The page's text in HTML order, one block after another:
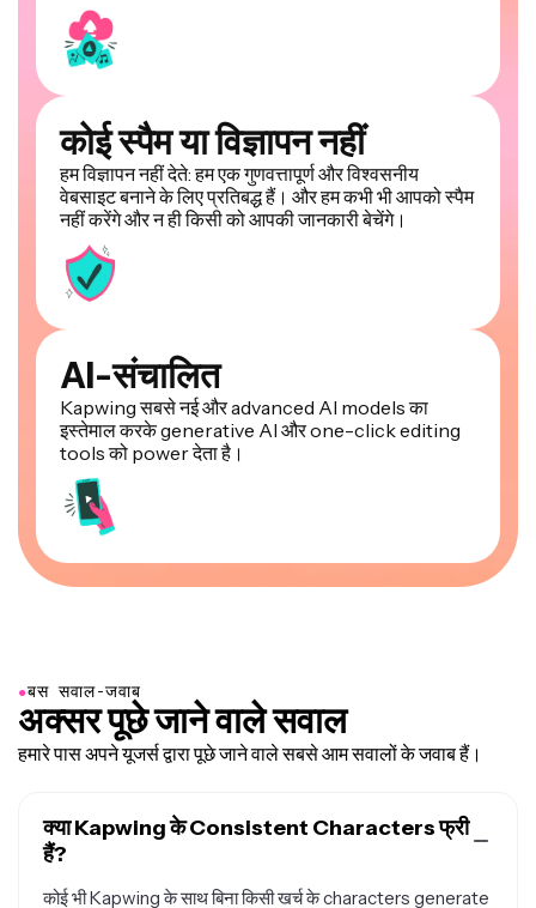
कोई स्पैम या विज्ञापन नहीं
हम विज्ञापन नहीं देते: हम एक गुणवत्तापूर्ण और विश्वसनीय
वेबसाइट बनाने के लिए प्रतिबद्ध हैं। और हम कभी भी आपको स्पैम
नहीं करेंगे और न ही किसी को आपकी जानकारी बेचेंगे।
AI-संचालित
Kapwing सबसे नई और advanced AI models का
इस्तेमाल करके generative AI और one-click editing
tools को power देता है।
●बस सवाल-जवाब
अक्सर पूछे जाने वाले सवाल
हमारे पास अपने यूजर्स द्वारा पूछे जाने वाले सबसे आम सवालों के जवाब हैं।
क्या Kapwing के Consistent Characters फ्री
हैं?
कोई भी Kapwing के साथ बिना किसी खर्च के characters generate